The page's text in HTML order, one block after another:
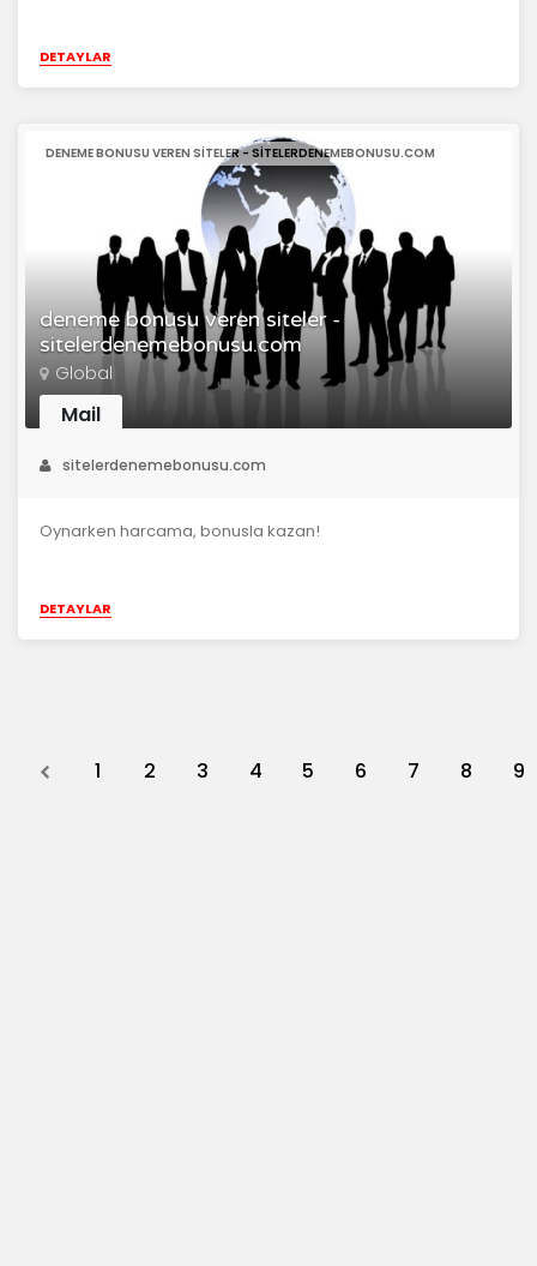
DETAYLAR
deneme bonusu veren siteler -
sitelerdenemebonusu.com
DENEME BONUSU VEREN SITELER - SITELERDENEMEBONUSU.COM
Global
Mail
sitelerdenemebonusu.com
Oynarken harcama, bonusla kazan!
DETAYLAR
Previous
1 2 3 4 5 6 7 8 9